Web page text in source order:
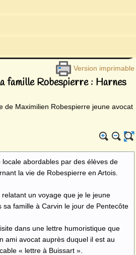
Version imprimable
famille Robespierre : Harnes
de Maximilien Robespierre jeune avocat
locale abordables par des élèves de
la vie de Robespierre en Artois.
un voyage que je le jeune
sa famille à Carvin le jour de Pentecôte
dans une lettre humoristique que
ami avocat auprès duquel il est au
« lettre à Buissart ».